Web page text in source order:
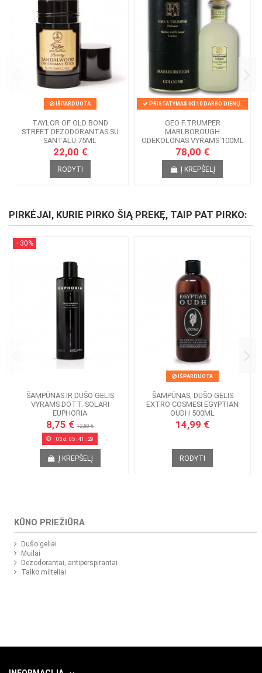
IŠPARDUOTA
TAYLOR OF OLD BOND
STREET DEZODORANTAS SU
SANTALU 75ML
22,00 €
RODYTI
PRISTATYMAS IKI 10 DARBO DIENŲ.
GEO F.TRUMPER
MARLBOROUGH
ODEKOLONAS VYRAMS 100ML
78,00 €
Į KREPŠELĮ
PIRKĖJAI, KURIE PIRKO ŠIĄ PREKĘ, TAIP PAT PIRKO:
−30%
ŠAMPŪNAS IR DUŠO GELIS
VYRAMS DOTT. SOLARI
EUPHORIA
8,75 €12,50 €
03d. 05:41 :29
Į KREPŠELĮ
IŠPARDUOTA
ŠAMPŪNAS, DUŠO GELIS
EXTRO COSMESI EGYPTIAN
OUDH 500ML
14,99 €
RODYTI
KŪNO PRIEŽIŪRA
Dušo geliai
Muilai
Dezodorantai, antiperspirantai
Talko milteliai